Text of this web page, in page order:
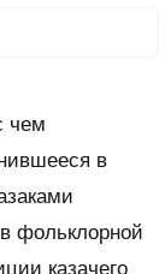
чем
в
фольклорной
казачего